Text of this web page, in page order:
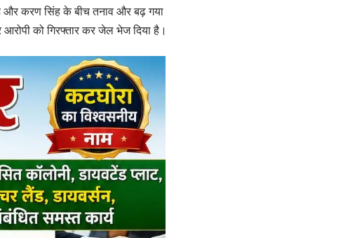
और करण सिंह के बीच तनाव और बढ़ गया
को गिरफ्तार कर जेल भेज दिया है।